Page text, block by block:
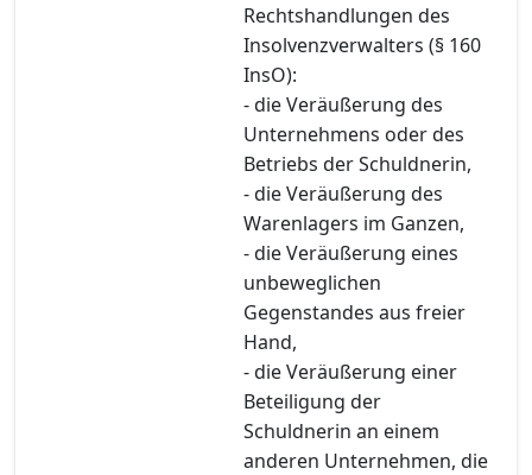
Rechtshandlungen des
Insolvenzverwalters (§ 160
InsO):
- die Veräußerung des
Unternehmens oder des
Betriebs der Schuldnerin,
- die Veräußerung des
Warenlagers im Ganzen,
- die Veräußerung eines
unbeweglichen
Gegenstandes aus freier
Hand,
- die Veräußerung einer
Beteiligung der
Schuldnerin an einem
anderen Unternehmen, die